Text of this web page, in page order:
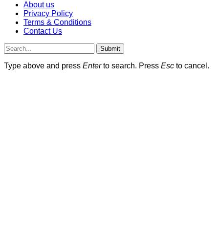
About us
Privacy Policy
Terms & Conditions
Contact Us
Submit
Type above and press Enterto search. Press Esc to cancel.